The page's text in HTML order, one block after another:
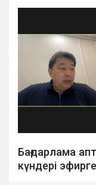
Бағдарлама
күндері